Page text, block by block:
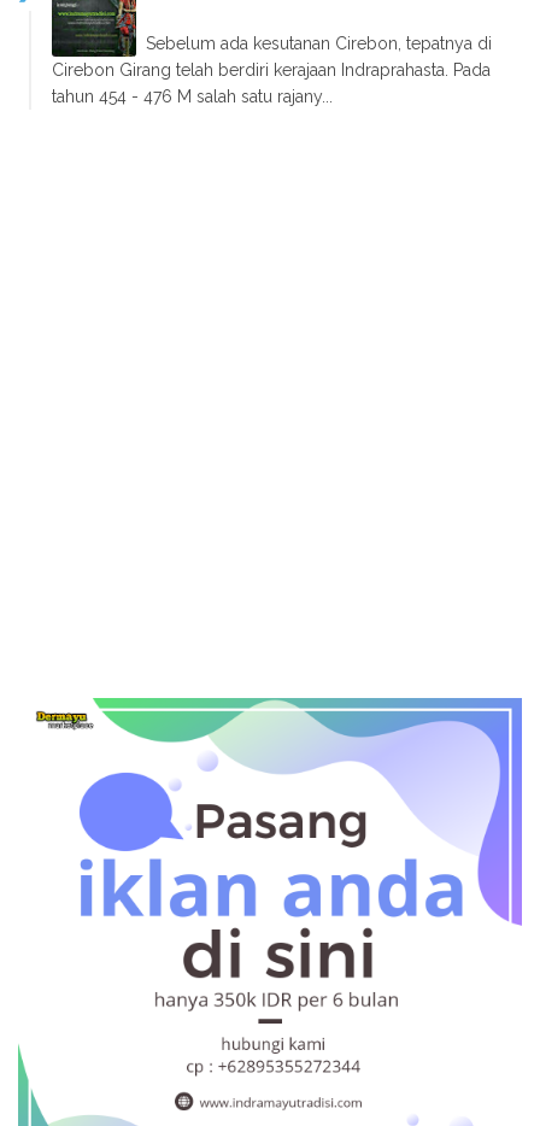
Sebelum ada kesutanan Cirebon, tepatnya di
Cirebon Girang telah berdiri kerajaan Indraprahasta. Pada
tahun 454 - 476 M salah satu rajany...